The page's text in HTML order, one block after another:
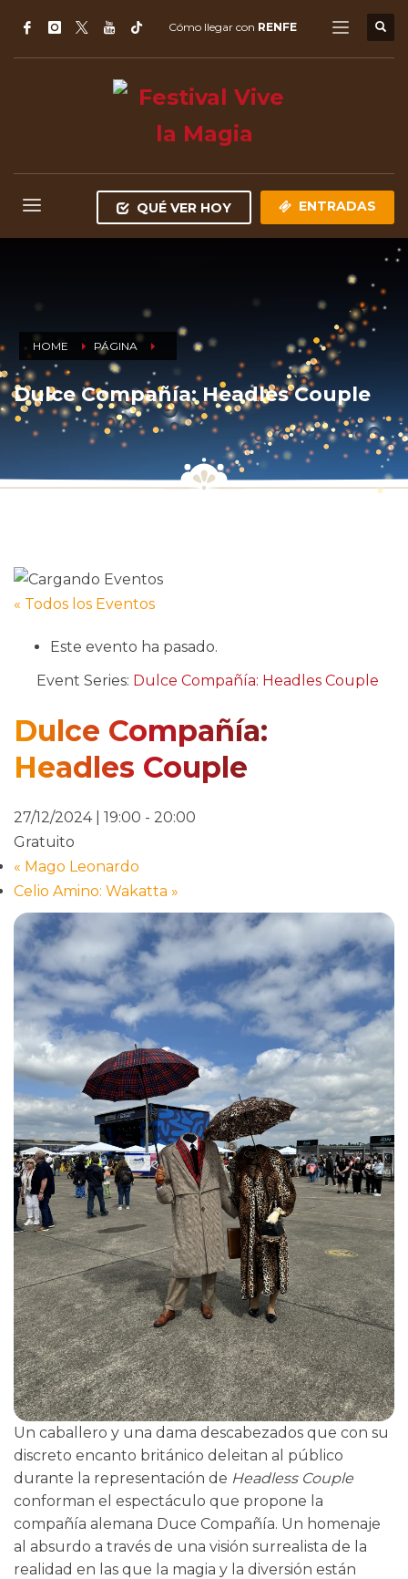
Cómo llegar con RENFE
QUÉ VER HOY ENTRADAS
HOME PÁGINA
Dulce Compañía: Headles Couple
« Todos los Eventos
Este evento ha pasado.
Event Series: Dulce Compañía: Headles Couple
Dulce Compañía:
Headles Couple
27/12/2024 | 19:00 - 20:00
Gratuito
« Mago Leonardo
Celio Amino: Wakatta »
Un caballero y una dama descabezados que con su
discreto encanto británico deleitan al público
durante la representación de Headless Couple
conforman el espectáculo que propone la
compañía alemana Duce Compañía. Un homenaje
al absurdo a través de una visión surrealista de la
realidad en las que la magia y la diversión están